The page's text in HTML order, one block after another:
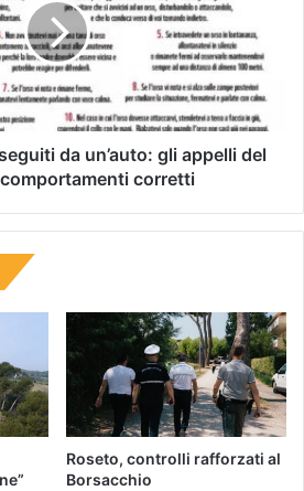
da un’auto: gli appelli del
corretti
Roseto, controlli rafforzati al
Borsacchio